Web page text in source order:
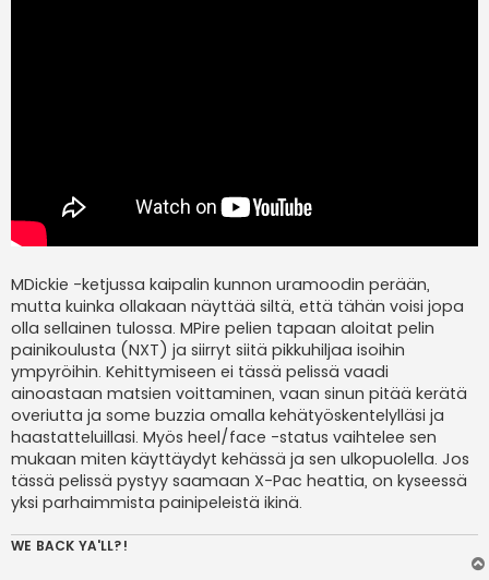
MDickie -ketjussa kaipalin kunnon uramoodin perään,
mutta kuinka ollakaan näyttää siltä, että tähän voisi jopa
olla sellainen tulossa. MPire pelien tapaan aloitat pelin
painikoulusta (NXT) ja siirryt siitä pikkuhiljaa isoihin
ympyröihin. Kehittymiseen ei tässä pelissä vaadi
ainoastaan matsien voittaminen, vaan sinun pitää kerätä
overiutta ja some buzzia omalla kehätyöskentelylläsi ja
haastatteluillasi. Myös heel/face -status vaihtelee sen
mukaan miten käyttäydyt kehässä ja sen ulkopuolella. Jos
tässä pelissä pystyy saamaan X-Pac heattia, on kyseessä
yksi parhaimmista painipeleistä ikinä.
WE BACK YA'LL?!